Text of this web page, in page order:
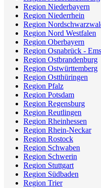
Region Niederbayern
Region Niederrhein
Region
Region Nord Westfalen
Region Oberbayern
Region Osnabrück -
Region Ostbrandenburg
Region Ostwürttemberg
Region Ostthüringen
Region Pfalz
Region Potsdam
Region Regensburg
Region Reutlingen
Region Rheinhessen
Region Rhein-Neckar
Region Rostock
Region Schwaben
Region Schwerin
Region Stuttgart
Region Südbaden
Region Trier